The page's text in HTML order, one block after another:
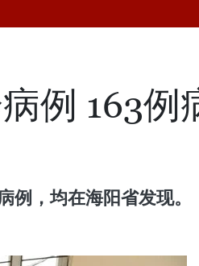
例 163例
例，均在海阳省发现。